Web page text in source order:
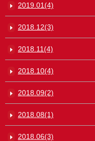
2019.01(4)
2018.12(3)
2018.11(4)
2018.10(4)
2018.09(2)
2018.08(1)
2018.06(3)